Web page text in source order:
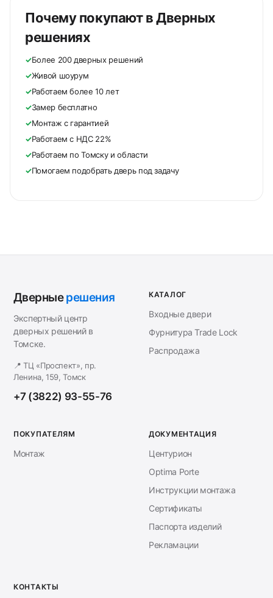
Почему покупают в Дверных
решениях
✓Более 200 дверных решений
✓Живой шоурум
✓Работаем более 10 лет
✓Замер бесплатно
✓Монтаж с гарантией
✓Работаем с НДС 22%
✓Работаем по Томску и области
✓Помогаем подобрать дверь под задачу
Дверныерешения
Экспертный центр
дверных решений в
Томске.
📍 ТЦ «Проспект», пр.
Ленина, 159, Томск
+7 (3822) 93-55-76
КАТАЛОГ
Входные двери
Фурнитура Trade Lock
Распродажа
ПОКУПАТЕЛЯМ
Монтаж
ДОКУМЕНТАЦИЯ
Центурион
Optima Porte
Инструкции монтажа
Сертификаты
Паспорта изделий
Рекламации
КОНТАКТЫ